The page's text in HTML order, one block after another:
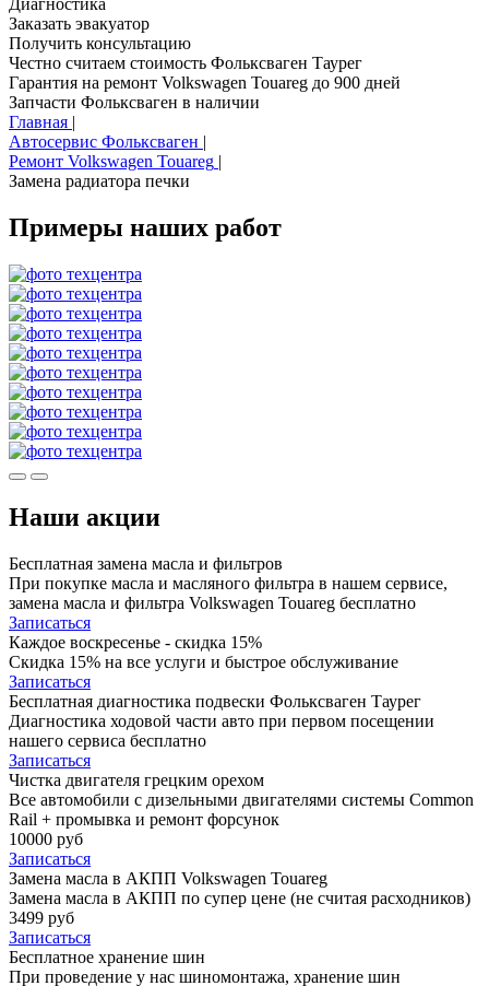
Заказать эвакуатор
Получить консультацию
Честно считаем стоимость Фольксваген Таурег
Гарантия на ремонт Volkswagen Touareg до 900 дней
Запчасти Фольксваген в наличии
Главная |
Автосервис Фольксваген |
Ремонт Volkswagen Touareg |
Замена радиатора печки
Примеры наших работ
Наши акции
Бесплатная замена масла и фильтров
При покупке масла и масляного фильтра в нашем сервисе,
замена масла и фильтра Volkswagen Touareg бесплатно
Записаться
Каждое воскресенье - скидка 15%
Скидка 15% на все услуги и быстрое обслуживание
Записаться
Бесплатная диагностика подвески Фольксваген Таурег
Диагностика ходовой части авто при первом посещении
нашего сервиса бесплатно
Записаться
Чистка двигателя грецким орехом
Все автомобили c дизельными двигателями системы Common
Rail + промывка и ремонт форсунок
10000 руб
Записаться
Замена масла в АКПП Volkswagen Touareg
Замена масла в АКПП по супер цене (не считая расходников)
3499 руб
Записаться
Бесплатное хранение шин
При проведение у нас шиномонтажа, хранение шин